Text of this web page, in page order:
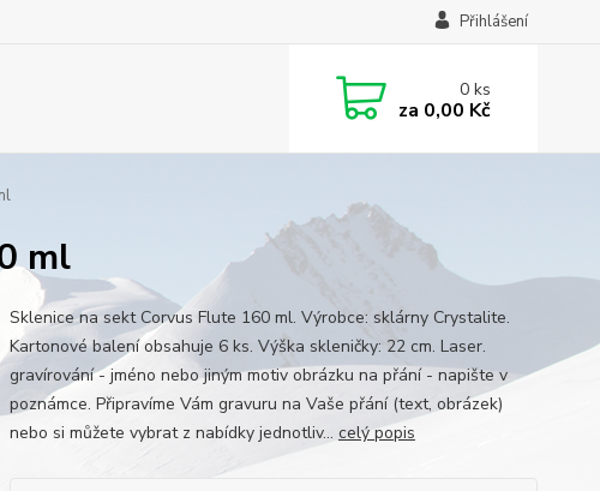
Přihlášení
0ks
za 0,00 Kč
ml
Sklenice na sekt Corvus Flute 160 ml. Výrobce: sklárny Crystalite.
Kartonové balení obsahuje 6 ks. Výška skleničky: 22 cm. Laser.
gravírování - jméno nebo jiným motiv obrázku na přání - napište v
poznámce. Připravíme Vám gravuru na Vaše přání (text, obrázek)
nebo si můžete vybrat z nabídky jednotliv... celý popis